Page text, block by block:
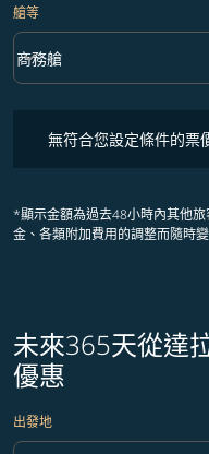
艙等
艙等 option 商務艙 Selected
商務艙
keyboard_arrow_down
無符合您設定條件的票
*顯示金額為過去48小時內其他
金、各類附加費用的調整而隨時變
未來365天從達
優惠
出發地